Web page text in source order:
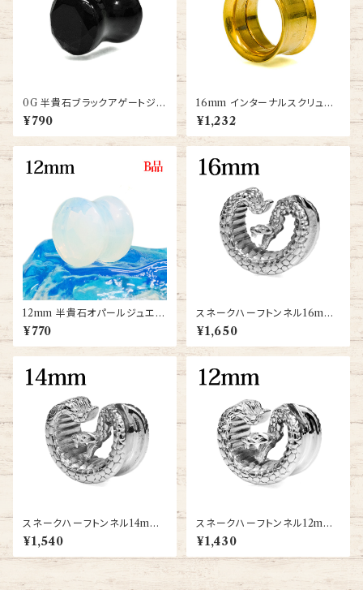
0G 半貴石ブラックアゲートジュ
エルカットダブルフレアプラグ(P
ST2-02-0G-BKA)
¥790
16mm インターナルスクリュー
ダブルフレアアイレット(PDFT-
16m-GP-BA)
¥1,232
12mm 半貴石オパールジュエル
カットダブルフレアプラグ(PST2
-04-12m-OP)
¥770
スネークハーフトンネル16mm
(SCHT021-16m-SS)
¥1,650
スネークハーフトンネル14mm
(SCHT021-14m-SS)
¥1,540
スネークハーフトンネル12mm
(SCHT021-12m-SS)
¥1,430